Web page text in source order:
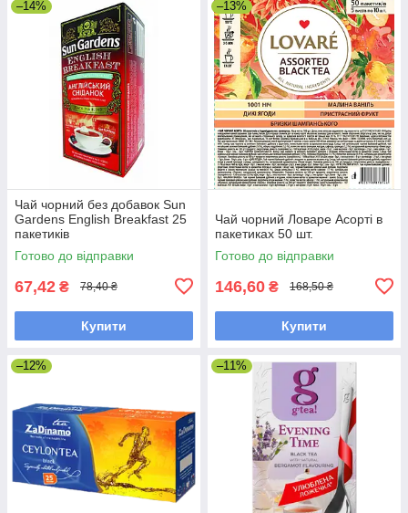
–14%
Чай чорний без добавок Sun
Gardens English Breakfast 25
пакетиків
Готово до відправки
67,42 ₴ 78,40 ₴
Купити
–13%
Чай чорний Ловаре Асорті в
пакетиках 50 шт.
Готово до відправки
146,60 ₴ 168,50 ₴
Купити
–12% –11%